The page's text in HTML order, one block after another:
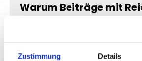
Zustimmung Details
Warum Beiträge mit
Menschen verbinden sichtbare
automatisch mit Interesse und